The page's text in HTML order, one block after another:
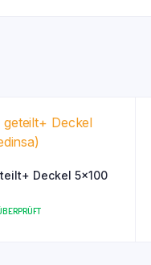
Deckel 5×100